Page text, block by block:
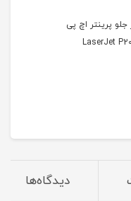
جلو پرینتر اچ پی
LaserJet
دیدگاه‌ها